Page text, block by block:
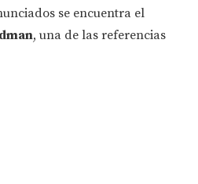
se encuentra el
, una de las referencias